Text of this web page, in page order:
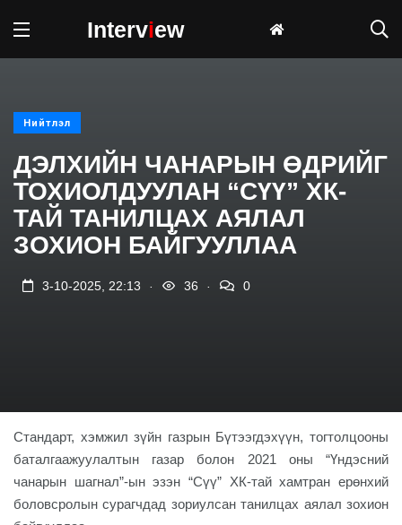
Interview
Нийтлэл
ДЭЛХИЙН ЧАНАРЫН ӨДРИЙГ
ТОХИОЛДУУЛАН “СҮҮ” ХК-
ТАЙ ТАНИЛЦАХ АЯЛАЛ
ЗОХИОН БАЙГУУЛЛАА
3-10-2025, 22:13 36 0
Стандарт, хэмжил зүйн газрын Бүтээгдэхүүн, тогтолцооны
баталгаажуулалтын газар болон 2021 оны “Үндэсний
чанарын шагнал”-ын эзэн “Сүү” ХК-тай хамтран ерөнхий
боловсролын сурагчдад зориулсан танилцах аялал зохион